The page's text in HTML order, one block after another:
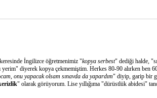
İngilizce öğretmenimiz "kopya serbest" dediği halde,
diyerek kopya çekmemiştim. Herkes 80-90 alırken ben
onu yapacak olsam sınavda da yapardım" diyip, garip bir
" olarak görüyorum. Lise yıllığıma "dürüstlük abidesi"